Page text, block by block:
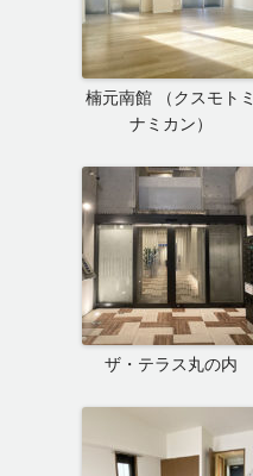
楠元南館 （クスモトミ
ナミカン）
ザ・テラス丸の内